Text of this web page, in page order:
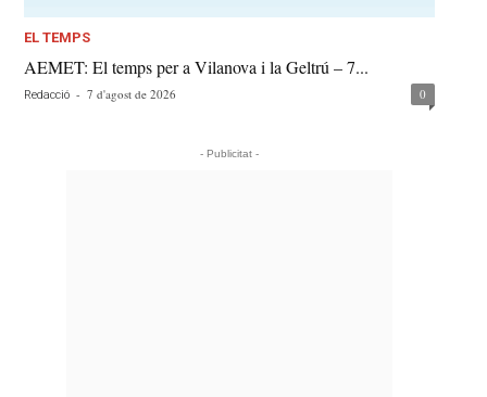
EL TEMPS
AEMET: El temps per a Vilanova i la Geltrú – 7...
Redacció - 7 d'agost de 2026 0
- Publicitat -